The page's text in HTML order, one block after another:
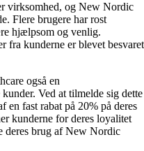
virksomhed, og New Nordic
Flere brugere har rost
hjælpsom og venlig.
fra kunderne er blevet besvaret
også en
Ved at tilmelde sig dette
en fast rabat på 20% på deres
kunderne for deres loyalitet
deres brug af New Nordic